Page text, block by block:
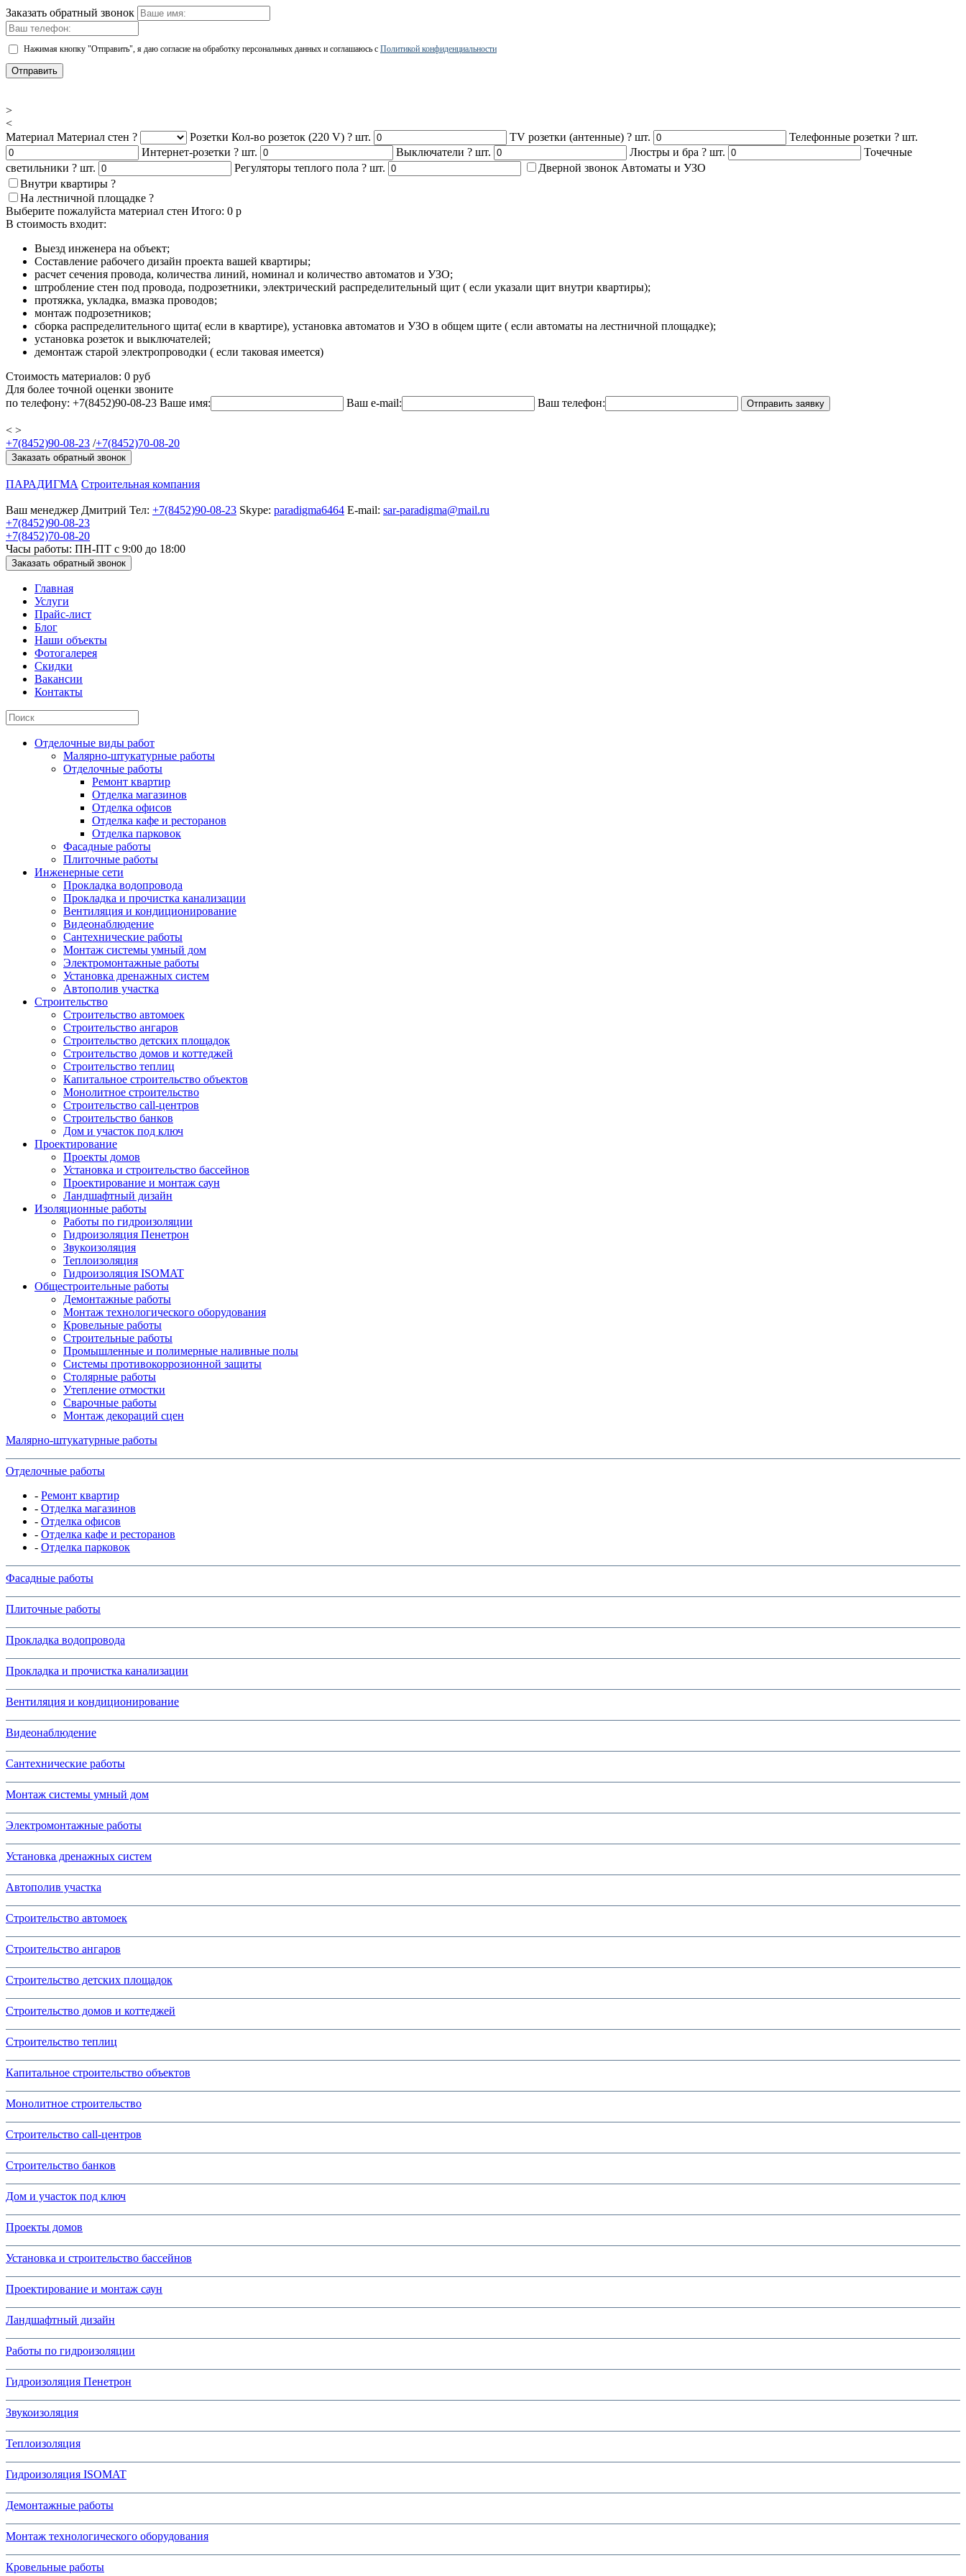
Заказать обратный звонок
Нажимая кнопку "Отправить", я даю согласие на обработку персональных данных и соглашаюсь с Политикой конфиденциальности
Отправить
>
<
Материал Материал стен ? Розетки Кол-во розеток (220 V) ? шт. TV розетки (антенные) ? шт. Телефонные розетки ? шт.
Интернет-розетки ? шт. Выключатели ? шт. Люстры и бра ? шт.
Точечные
светильники ? шт. Регуляторы теплого пола ? шт. Дверной звонок Автоматы и УЗО
Внутри квартиры ?
На лестничной площадке ?
Выберите пожалуйста материал стен Итого: 0 р
В стоимость входит:
Выезд инженера на объект;
Составление рабочего дизайн проекта вашей квартиры;
расчет сечения провода, количества линий, номинал и количество автоматов и УЗО;
штробление стен под провода, подрозетники, электрический распределительный щит ( если указали щит внутри квартиры);
протяжка, укладка, вмазка проводов;
монтаж подрозетников;
сборка распределительного щита( если в квартире), установка автоматов и УЗО в общем щите ( если автоматы на лестничной площадке);
установка розеток и выключателей;
демонтаж старой электропроводки ( если таковая имеется)
Стоимость материалов: 0 руб
Для более точной оценки звоните
по телефону: +7(8452)90-08-23 Ваше имя: Ваш e-mail: Ваш телефон:
< >
+7(8452)90-08-23 /+7(8452)70-08-20
Заказать обратный звонок
ПАРАДИГМА Строительная компания
Ваш менеджер Дмитрий Тел: +7(8452)90-08-23 Skype: paradigma6464 E-mail: sar-paradigma@mail.ru
+7(8452)90-08-23
+7(8452)70-08-20
Часы работы: ПН-ПТ с 9:00 до 18:00
Заказать обратный звонок
Главная
Услуги
Прайс-лист
Блог
Наши объекты
Фотогалерея
Скидки
Вакансии
Контакты
Отделочные виды работ
Малярно-штукатурные работы
Отделочные работы
Ремонт квартир
Отделка магазинов
Отделка офисов
Отделка кафе и ресторанов
Отделка парковок
Фасадные работы
Плиточные работы
Инженерные сети
Прокладка водопровода
Прокладка и прочистка канализации
Вентиляция и кондиционирование
Видеонаблюдение
Сантехнические работы
Монтаж системы умный дом
Электромонтажные работы
Установка дренажных систем
Автополив участка
Строительство
Строительство автомоек
Строительство ангаров
Строительство детских площадок
Строительство домов и коттеджей
Строительство теплиц
Капитальное строительство объектов
Монолитное строительство
Строительство call-центров
Строительство банков
Дом и участок под ключ
Проектирование
Проекты домов
Установка и строительство бассейнов
Проектирование и монтаж саун
Ландшафтный дизайн
Изоляционные работы
Работы по гидроизоляции
Гидроизоляция Пенетрон
Звукоизоляция
Теплоизоляция
Гидроизоляция ISOMAT
Общестроительные работы
Демонтажные работы
Монтаж технологического оборудования
Кровельные работы
Строительные работы
Промышленные и полимерные наливные полы
Системы противокоррозионной защиты
Столярные работы
Утепление отмостки
Сварочные работы
Монтаж декораций сцен
Малярно-штукатурные работы
Отделочные работы
- Ремонт квартир
- Отделка магазинов
- Отделка офисов
- Отделка кафе и ресторанов
- Отделка парковок
Фасадные работы
Плиточные работы
Прокладка водопровода
Прокладка и прочистка канализации
Вентиляция и кондиционирование
Видеонаблюдение
Сантехнические работы
Монтаж системы умный дом
Электромонтажные работы
Установка дренажных систем
Автополив участка
Строительство автомоек
Строительство ангаров
Строительство детских площадок
Строительство домов и коттеджей
Строительство теплиц
Капитальное строительство объектов
Монолитное строительство
Строительство call-центров
Строительство банков
Дом и участок под ключ
Проекты домов
Установка и строительство бассейнов
Проектирование и монтаж саун
Ландшафтный дизайн
Работы по гидроизоляции
Гидроизоляция Пенетрон
Звукоизоляция
Теплоизоляция
Гидроизоляция ISOMAT
Демонтажные работы
Монтаж технологического оборудования
Кровельные работы